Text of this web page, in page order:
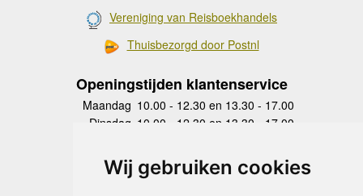
Wij gebruiken cookies
Vereniging van Reisboekhandels
Thuisbezorgd door Postnl
Openingstijden klantenservice
Maandag 10.00 - 12.30 en 13.30 - 17.00
Dinsdag 10.00 - 12.30 en 13.30 - 17.00
Donderdag
10.00 - 12.30 en 13.30 - 17.00
Vrijdag 10.00 - 12.30 en 13.30 - 17.00